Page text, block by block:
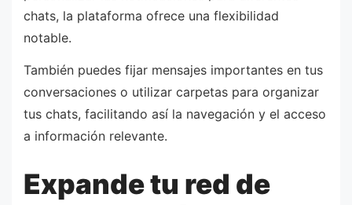
chats, la plataforma ofrece una flexibilidad
notable.
También puedes fijar mensajes importantes en tus
conversaciones o utilizar carpetas para organizar
tus chats, facilitando así la navegación y el acceso
a información relevante.
Expande tu red de